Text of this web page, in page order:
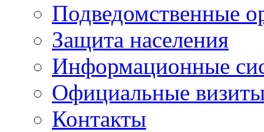
Подведомственные
Защита населения
Информационные
Официальные
Контакты